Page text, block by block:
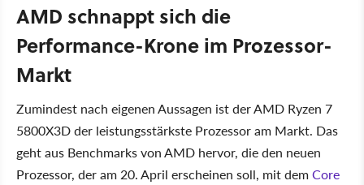
AMD schnappt sich die
Performance-Krone im Prozessor-
Markt
Zumindest nach eigenen Aussagen ist der AMD Ryzen 7
5800X3D der leistungsstärkste Prozessor am Markt. Das
geht aus Benchmarks von AMD hervor, die den neuen
Prozessor, der am 20. April erscheinen soll, mit demCore